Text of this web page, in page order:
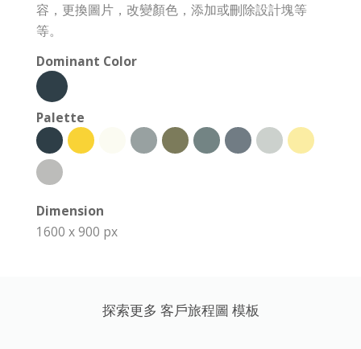
容，更換圖片，改變顏色，添加或刪除設計塊等
等。
Dominant Color
Palette
Dimension
1600 x 900 px
探索更多 客戶旅程圖 模板